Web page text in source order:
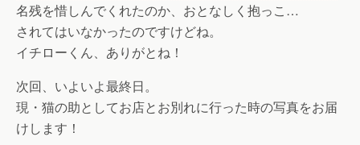
名残を惜しんでくれたのか、おとなしく抱っこ…
されてはいなかったのですけどね。
イチローくん、ありがとね！
次回、いよいよ最終日。
現・猫の助としてお店とお別れに行った時の写真をお届
けします！